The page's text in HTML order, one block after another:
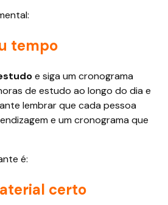
tempo
e siga um cronograma
de estudo ao longo do dia e
lembrar que cada pessoa
e um cronograma que
é:
certo